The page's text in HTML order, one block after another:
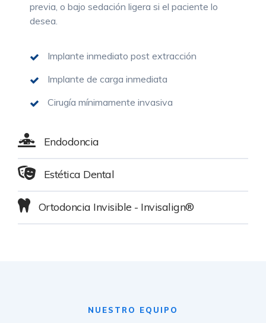
previa, o bajo sedación ligera si el paciente lo
desea.
Implante inmediato post extracción
Implante de carga inmediata
Cirugía mínimamente invasiva
Endodoncia
Estética Dental
Ortodoncia Invisible - Invisalign®
NUESTRO EQUIPO